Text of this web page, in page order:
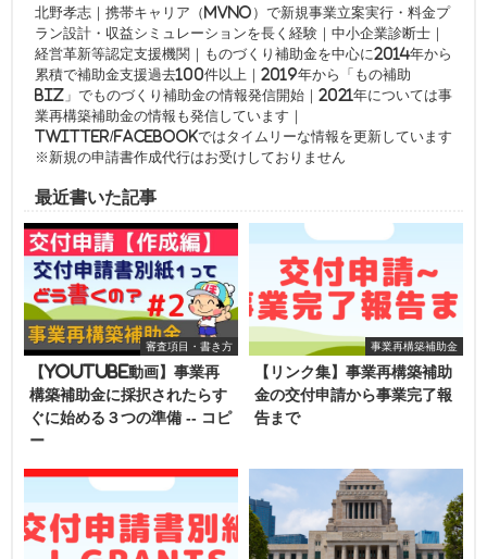
北野孝志｜携帯キャリア（MVNO）で新規事業立案実行・料金プ
ラン設計・収益シミュレーションを長く経験｜中小企業診断士｜
経営革新等認定支援機関｜ものづくり補助金を中心に2014年から
累積で補助金支援過去100件以上｜2019年から「もの補助
biz」でものづくり補助金の情報発信開始｜2021年については事
業再構築補助金の情報も発信しています｜
twitter/facebookではタイムリーな情報を更新しています
※新規の申請書作成代行はお受けしておりません
最近書いた記事
審査項目・書き方
【youtube動画】事業再
構築補助金に採択されたらす
ぐに始める３つの準備 -- コピ
ー
事業再構築補助金
【リンク集】事業再構築補助
金の交付申請から事業完了報
告まで